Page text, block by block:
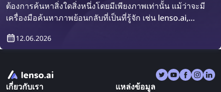
ต้องการค้นหาสิ่งใดสิ่งหนึ่งโดยมีเพียงภาพเท่านั้น แม้ว่าจะมี
เครื่องมือค้นหาภาพย้อนกลับที่เป็นที่รู้จัก เช่น lenso.ai,
ค้นหาหลายตัวไว้ในที่เดียว มาดูแอปค้นหาภาพย้อนกลับที่ดี
12.06.2026
เกี่ยวกับเรา
แหล่งข้อมูล